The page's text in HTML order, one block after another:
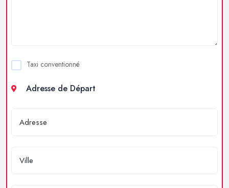
Taxi conventionné
Adresse de Départ